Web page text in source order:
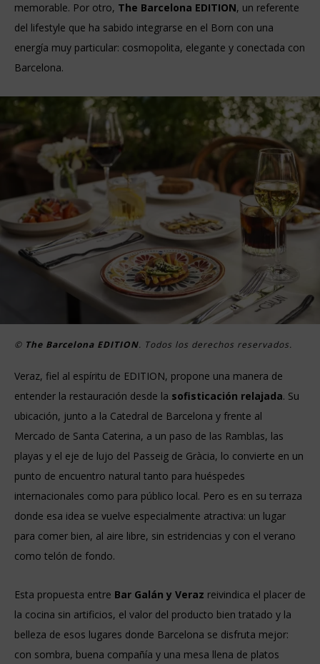
memorable. Por otro, The Barcelona EDITION, un referente
del lifestyle que ha sabido integrarse en el Born con una
energía muy particular: cosmopolita, elegante y conectada con
Barcelona.
© The Barcelona EDITION. Todos los derechos reservados.
Veraz, fiel al espíritu de EDITION, propone una manera de
entender la restauración desde la sofisticación relajada. Su
ubicación, junto a la Catedral de Barcelona y frente al
Mercado de Santa Caterina, a un paso de las Ramblas, las
playas y el eje de lujo del Passeig de Gràcia, lo convierte en un
punto de encuentro natural tanto para huéspedes
internacionales como para público local. Pero es en su terraza
donde esa idea se vuelve especialmente atractiva: un lugar
para comer bien, al aire libre, sin estridencias y con el verano
como telón de fondo.
Esta propuesta entre Bar Galán y Veraz reivindica el placer de
la cocina sin artificios, el valor del producto bien tratado y la
belleza de esos lugares donde Barcelona se disfruta mejor:
con sombra, buena compañía y una mesa llena de platos